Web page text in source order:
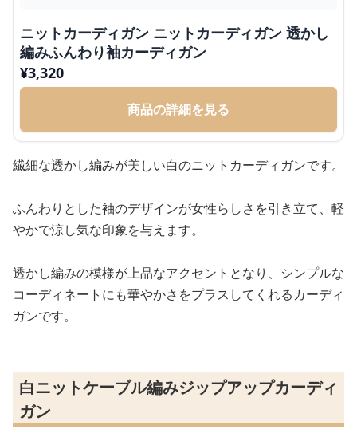
ニットカーディガン ニットカーディガン 透かし
編みふんわり袖カーディガン
¥3,320
商品の詳細を見る
繊細な透かし編みが美しい白のニットカーディガンです。
ふんわりとした袖のデザインが女性らしさを引き立て、軽
やかで涼し気な印象を与えます。
透かし編みの模様が上品なアクセントとなり、シンプルな
コーディネートにも華やかさをプラスしてくれるカーディ
ガンです。
白ニットケーブル編みジップアップカーディ
ガン